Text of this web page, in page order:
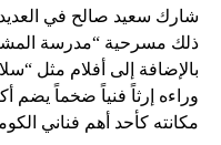
شارك سعيد صالح في العديد
ذلك مسرحية “مدرسة
بالإضافة إلى أفلام مثل
مكانته كأحد أهم فناني